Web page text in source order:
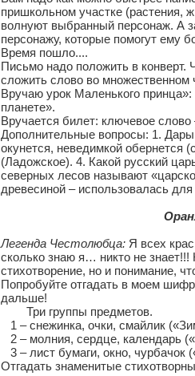
пришкольном участке (растения,
волнуют выбранный персонаж. А
персонажу, которые помогут ему
Время пошло....
Письмо надо положить в конверт.
сложить слово во множественном
Вручаю урок Маленького
планете».
Вручается билет: ключевое слово
Дополнительные вопросы: 1.
окунется, неведимкой обернется
(Ладожское). 4. Какой русский
северных лесов называют
древесиной – использовалась
Легенда Честолюбца: Я всех
сколько знаю я… никто не
стихотворение, но и понимание,
Попробуйте отгадать в моем
дальше!
Три группы предметов.
1 – снежинка, очки, смайлик
2 – молния, сердце, календарь
3 – лист бумаги, окно, чурбачок
Отгадать знаменитые